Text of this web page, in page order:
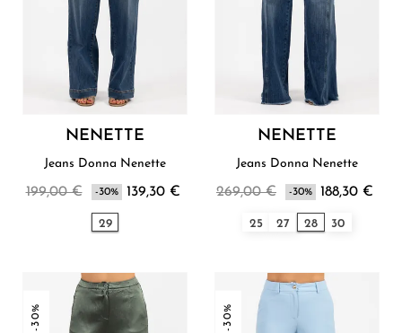
NENETTE
Jeans Donna Nenette
199,00 € -30% 139,30 €
29
NENETTE
Jeans Donna Nenette
269,00 € -30% 188,30 €
25 27 28 30
-30% -30%